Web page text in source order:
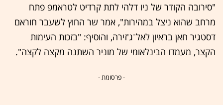
"סירובה הקודר של ניו דלהי לתת קרדיט לטראמפ פתח
מרחב שהוא ניצל במהירות", אמר שר החוץ לשעבר חוראם
דסטגיר חאן בראיון לאל־ג'זירה, והוסיף: "בזכות העימות
הקצר, מעמדו הבינלאומי של מוניר השתנה מקצה לקצה".
- פרסומת -